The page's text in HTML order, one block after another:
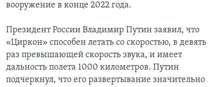
вооружение в конце 2022 года.
Президент России Владимир Путин заявил, что
«Циркон» способен летать со скоростью, в девять
раз превышающей скорость звука, и имеет
дальность полета 1000 километров. Путин
подчеркнул, что его развертывание значительно